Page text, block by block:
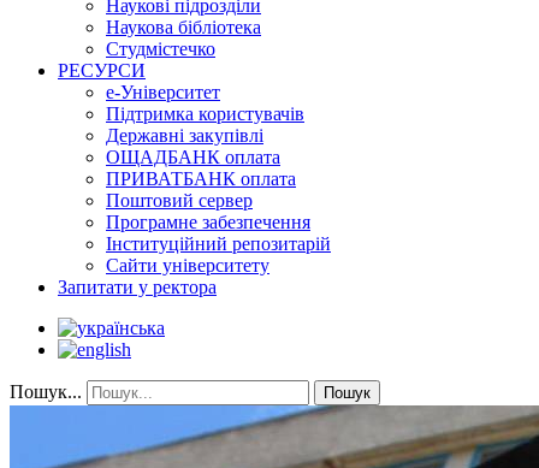
Наукові підрозділи
Наукова бібліотека
Студмістечко
РЕСУРСИ
е-Університет
Підтримка користувачів
Державні закупівлі
ОЩАДБАНК оплата
ПРИВАТБАНК оплата
Поштовий сервер
Програмне забезпечення
Інституційний репозитарій
Сайти університету
Запитати у ректора
Пошук... Пошук